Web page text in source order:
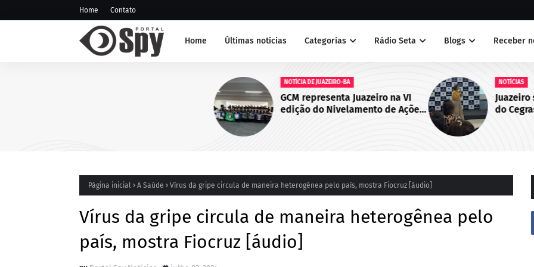
Home Contato
Home Últimas notícias Categorias Rádio Seta Blogs Receber
GCM representa Juazeiro na VI
edição do Nivelamento de Ações
Táticas (NAT-ROMU), em Cabo de
Santo Agostinho (PE)
Juazeiro sedia primeiro encontro
do Cegras e fortalece integração
da saúde na Macrorregião Norte
Página inicial A Saúde Vírus da gripe circula de maneira heterogênea pelo país, mostra Fiocruz [áudio]
Vírus da gripe circula de maneira heterogênea pelo
país, mostra Fiocruz [áudio]